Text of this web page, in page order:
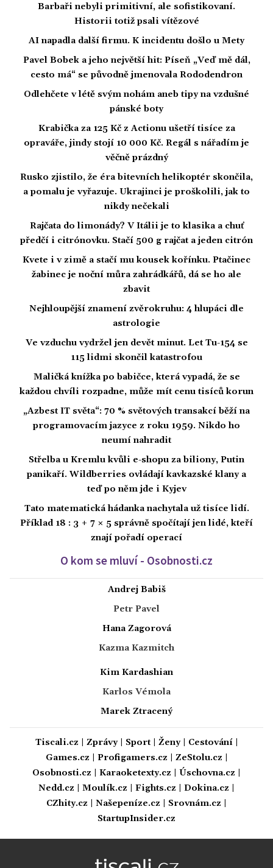
Barbaři nebyli primitivní, ale sofistikovaní.
Historii totiž psali vítězové
AI napadla další firmu. K incidentu došlo u Mety
Pavel Bobek a jeho největší hit: Píseň „Veď mě dál,
cesto má“ se původně jmenovala Rododendron
Odlehčete v létě svým nohám aneb tipy na vzdušné
pánské boty
Krabička za 125 Kč z Actionu ušetří tisíce za
opraváře, jindy stojí 10 000 Kč. Regál s nářadím je
věčně prázdný
Rusko zjistilo, že éra bitevních helikoptér skončila,
a pomalu je vyřazuje. Ukrajinci je proškolili, jak to
nikdy nečekali
Rajčata do limonády? V Itálii je to klasika a chuť
předčí i citrónovku. Stačí 500 g rajčat a jeden citrón
Kvete i v zimě a stačí mu kousek kořínku. Ptačinec
žabinec je noční můra zahrádkářů, dá se ho ale
zbavit
Nejhloupější znamení zvěrokruhu: 4 hlupáci dle
astrologie
Ve vzduchu vydržel jen devět minut. Let Tu-154 se
115 lidmi skončil katastrofou
Maličká knížka po babičce, která vypadá, že se
každou chvíli rozpadne, může mít cenu tisíců korun
„Azbest IT světa“: 70 % světových transakcí běží na
programovacím jazyce z roku 1959. Nikdo ho
neumí nahradit
Střelba u Kremlu kvůli e-shopu za biliony, Putin
panikaří. Wildberries ovládají kavkazské klany a
teď po něm jde i Kyjev
Tato matematická hádanka nachytala už tisíce lidí.
Příklad 18 : 3 + 7 × 5 správně spočítají jen lidé, kteří
znají pořadí operací
O kom se mluví - Osobnosti.cz
Andrej Babiš
Petr Pavel
Hana Zagorová
Kazma Kazmitch
Kim Kardashian
Karlos Vémola
Marek Ztracený
Tiscali.cz Zprávy| Sport| Ženy| Cestování|
Games.cz
Profigamers.cz ZeStolu.cz
Osobnosti.cz
Karaoketexty.cz Úschovna.cz
Nedd.cz
Moulík.cz Fights.cz Dokina.cz
CZhity.cz
Našepeníze.cz Srovnám.cz
StartupInsider.cz